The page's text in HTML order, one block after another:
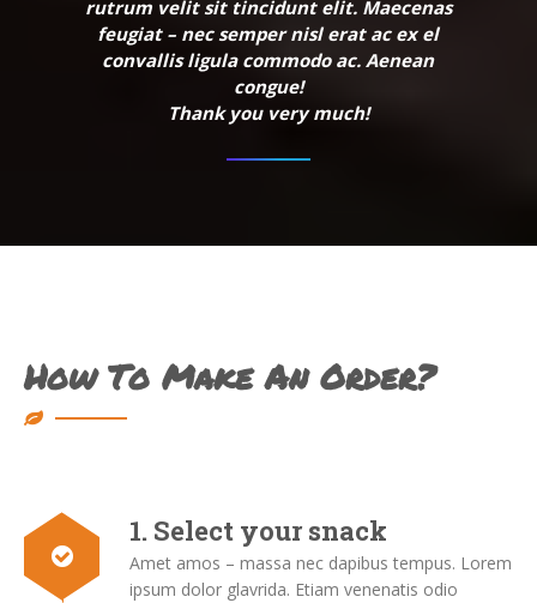
rutrum velit sit tincidunt elit. Maecenas
feugiat – nec semper nisl erat ac ex el
convallis ligula commodo ac. Aenean
congue!
Thank you very much!
How To Make An Order?
1. Select your snack
Amet amos – massa nec dapibus tempus. Lorem
ipsum dolor glavrida. Etiam venenatis odio